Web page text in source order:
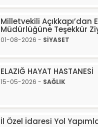
Milletvekili Açıkkapı’dan
Müdürlüğüne Teşekkür
01-08-2026 - SİYASET
ELAZIĞ HAYAT HASTANESİ
15-05-2026 - SAĞLIK
İl Özel İdaresi Yol